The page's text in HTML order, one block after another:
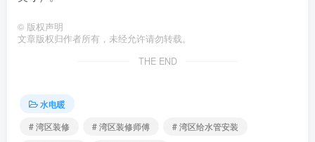
© 版权声明
文章版权归作者所有，未经允许请勿转载。
THE END
水电暖
# 湾区装修
# 湾区装修师傅
# 湾区给水管安装